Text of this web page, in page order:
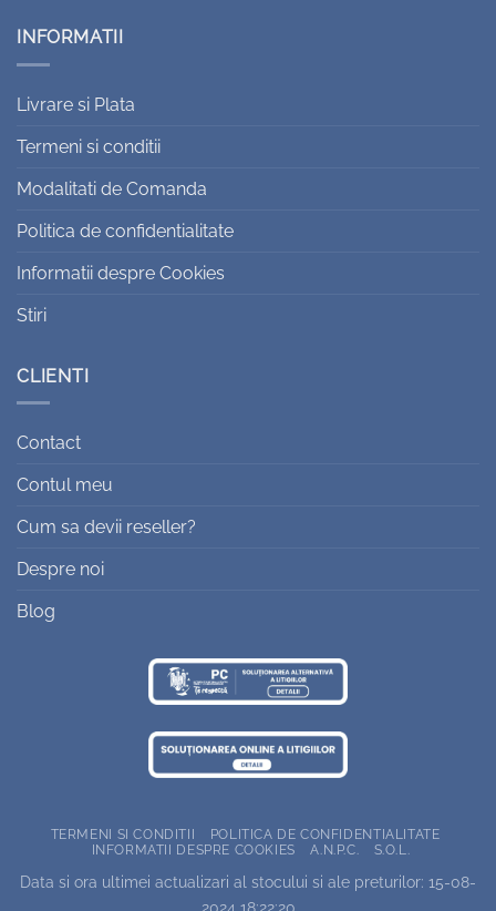
INFORMATII
Livrare si Plata
Termeni si conditii
Modalitati de Comanda
Politica de confidentialitate
Informatii despre Cookies
Stiri
CLIENTI
Contact
Contul meu
Cum sa devii reseller?
Despre noi
Blog
TERMENI SI CONDITII
POLITICA DE CONFIDENTIALITATE
INFORMATII DESPRE COOKIES
A.N.P.C. S.O.L.
Data si ora ultimei actualizari al stocului si ale preturilor: 15-08-
2024 18:22:20